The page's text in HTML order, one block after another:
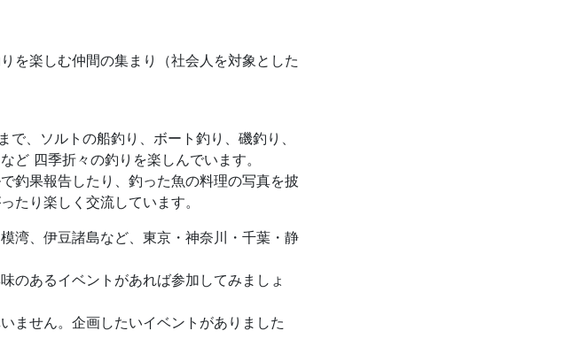
を楽しむ仲間の集まり（社会人を対象とした
、ソルトの船釣り、ボート釣り、磯釣り、
ど 四季折々の釣りを楽しんでいます。
釣果報告したり、釣った魚の料理の写真を披
たり楽しく交流しています。
湾、伊豆諸島など、東京・神奈川・千葉・静
のあるイベントがあれば参加してみましょ
ません。企画したいイベントがありました